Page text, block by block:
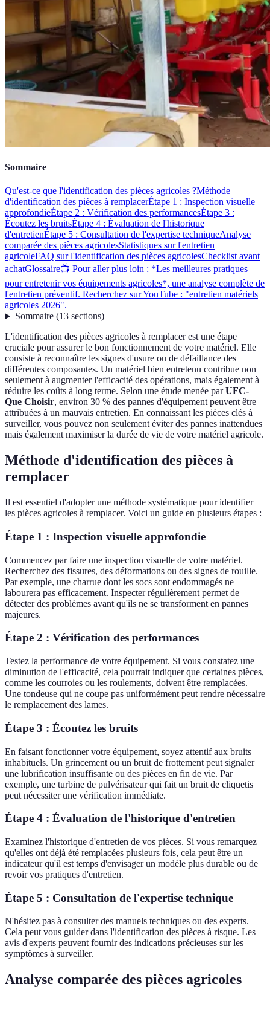
Sommaire
Qu'est-ce que l'identification des pièces agricoles ?Méthode
d'identification des pièces à remplacerÉtape 1 : Inspection visuelle
approfondieÉtape 2 : Vérification des performancesÉtape 3 :
Écoutez les bruitsÉtape 4 : Évaluation de l'historique
d'entretienÉtape 5 : Consultation de l'expertise techniqueAnalyse
comparée des pièces agricolesStatistiques sur l'entretien
agricoleFAQ sur l'identification des pièces agricolesChecklist avant
achatGlossaire📺 Pour aller plus loin : *Les meilleures pratiques
pour entretenir vos équipements agricoles*, une analyse complète de
l'entretien préventif. Recherchez sur YouTube : "entretien matériels
agricoles 2026".
Sommaire(13 sections)
L'identification des pièces agricoles à remplacer est une étape
cruciale pour assurer le bon fonctionnement de votre matériel. Elle
consiste à reconnaître les signes d'usure ou de défaillance des
différentes composantes. Un matériel bien entretenu contribue non
seulement à augmenter l'efficacité des opérations, mais également à
réduire les coûts à long terme. Selon une étude menée parUFC-
Que Choisir, environ 30 % des pannes d'équipement peuvent être
attribuées à un mauvais entretien. En connaissant les pièces clés à
surveiller, vous pouvez non seulement éviter des pannes inattendues
mais également maximiser la durée de vie de votre matériel agricole.
Méthode d'identification des pièces à
remplacer
Il est essentiel d'adopter une méthode systématique pour identifier
les pièces agricoles à remplacer. Voici un guide en plusieurs étapes :
Étape 1 : Inspection visuelle approfondie
Commencez par faire une inspection visuelle de votre matériel.
Recherchez des fissures, des déformations ou des signes de rouille.
Par exemple, une charrue dont les socs sont endommagés ne
labourera pas efficacement. Inspecter régulièrement permet de
détecter des problèmes avant qu'ils ne se transforment en pannes
majeures.
Étape 2 : Vérification des performances
Testez la performance de votre équipement. Si vous constatez une
diminution de l'efficacité, cela pourrait indiquer que certaines pièces,
comme les courroies ou les roulements, doivent être remplacées.
Une tondeuse qui ne coupe pas uniformément peut rendre nécessaire
le remplacement des lames.
Étape 3 : Écoutez les bruits
En faisant fonctionner votre équipement, soyez attentif aux bruits
inhabituels. Un grincement ou un bruit de frottement peut signaler
une lubrification insuffisante ou des pièces en fin de vie. Par
exemple, une turbine de pulvérisateur qui fait un bruit de cliquetis
peut nécessiter une vérification immédiate.
Étape 4 : Évaluation de l'historique d'entretien
Examinez l'historique d'entretien de vos pièces. Si vous remarquez
qu'elles ont déjà été remplacées plusieurs fois, cela peut être un
indicateur qu'il est temps d'envisager un modèle plus durable ou de
revoir vos pratiques d'entretien.
Étape 5 : Consultation de l'expertise technique
N'hésitez pas à consulter des manuels techniques ou des experts.
Cela peut vous guider dans l'identification des pièces à risque. Les
avis d'experts peuvent fournir des indications précieuses sur les
symptômes à surveiller.
Analyse comparée des pièces agricoles